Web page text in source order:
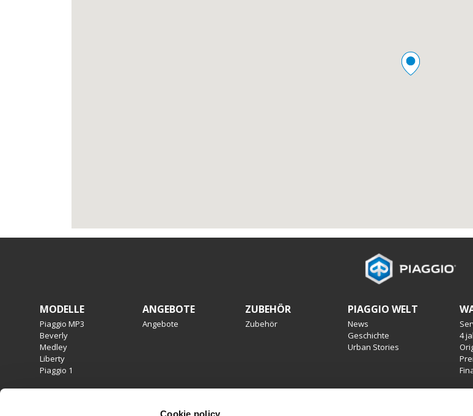
Cookie policy
MODELLE
Piaggio MP3
Beverly
Medley
Liberty
Piaggio 1
ANGEBOTE
Angebote
ZUBEHÖR
Zubehör
PIAGGIO WELT
News
Geschichte
Urban Stories
4